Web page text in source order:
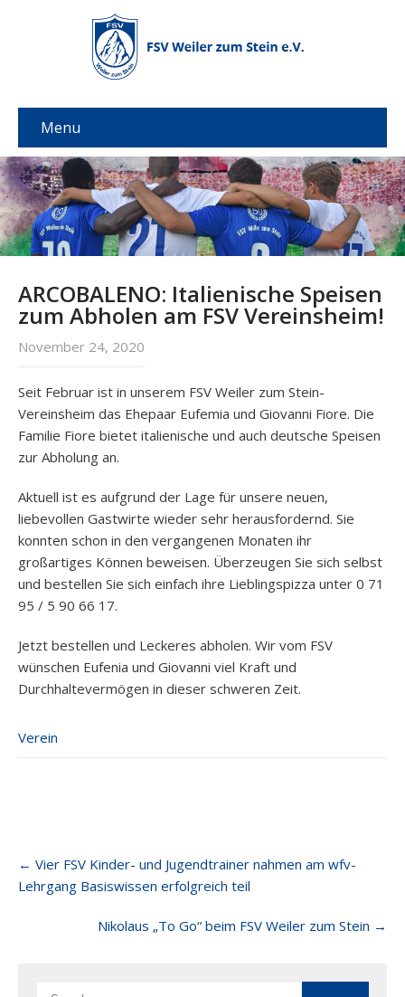
Menu
ARCOBALENO: Italienische Speisen
zum Abholen am FSV Vereinsheim!
November 24, 2020
Seit Februar ist in unserem FSV Weiler zum Stein-
Vereinsheim das Ehepaar Eufemia und Giovanni Fiore. Die
Familie Fiore bietet italienische und auch deutsche Speisen
zur Abholung an.
Aktuell ist es aufgrund der Lage für unsere neuen,
liebevollen Gastwirte wieder sehr herausfordernd. Sie
konnten schon in den vergangenen Monaten ihr
großartiges Können beweisen. Überzeugen Sie sich selbst
und bestellen Sie sich einfach ihre Lieblingspizza unter 0 71
95 / 5 90 66 17.
Jetzt bestellen und Leckeres abholen. Wir vom FSV
wünschen Eufenia und Giovanni viel Kraft und
Durchhaltevermögen in dieser schweren Zeit.
Verein
Post
navigation
← Vier FSV Kinder- und Jugendtrainer nahmen am wfv-
Lehrgang Basiswissen erfolgreich teil
Nikolaus „To Go“ beim FSV Weiler zum Stein →